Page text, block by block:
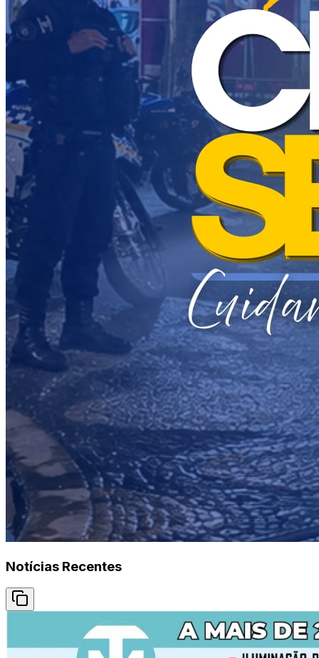
Notícias Recentes